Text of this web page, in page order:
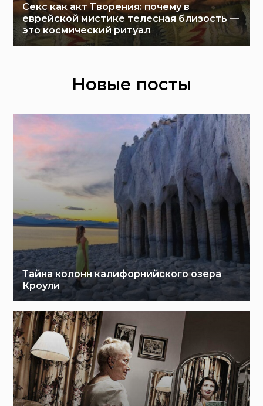
Секс как акт Творения: почему в
еврейской мистике телесная близость —
это космический ритуал
Новые посты
Тайна колонн калифорнийского озера
Кроули